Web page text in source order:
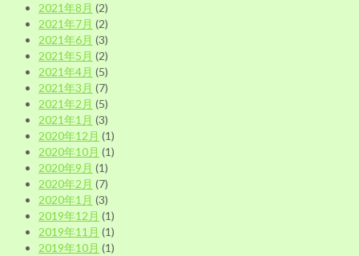
2021年8月 (2)
2021年7月 (2)
2021年6月 (3)
2021年5月 (2)
2021年4月 (5)
2021年3月 (7)
2021年2月 (5)
2021年1月 (3)
2020年12月 (1)
2020年10月 (1)
2020年9月 (1)
2020年2月 (7)
2020年1月 (3)
2019年12月 (1)
2019年11月 (1)
2019年10月 (1)